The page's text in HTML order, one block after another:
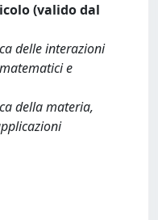
(valido dal
delle interazioni
e
della materia,